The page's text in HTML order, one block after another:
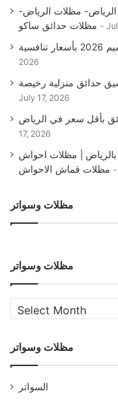
مظلات الرياض-
مظلات حدائق ساكو
2026
حدائق منزلية رخيصة
July 17, 2026
بأقل سعر في الرياض
17, 2026
| مظلات احواش
مظلات قماش الاحواش
مظلات وسواتر
مظلات وسواتر
مظلات
وسواتر
مظلات وسواتر
السواتر